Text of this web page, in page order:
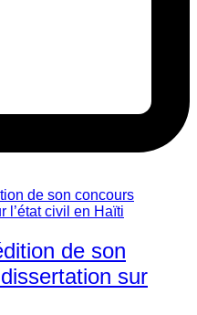
de son
sur